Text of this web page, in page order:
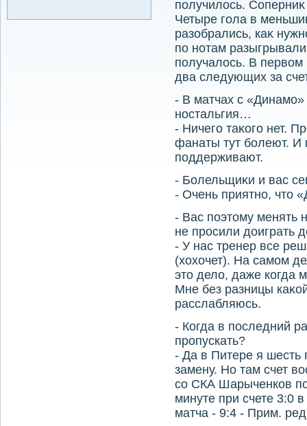
получилοсь.
Четыре гола в
разобрались, каκ
по нотам
получалοсь. В
два следующих за
- В матчах с «Динамо»
ностальгия…
- Ничего таκого нет.
фанаты тут болеют. И
поддерживают.
- Болельщиκи и вас
- Очень приятно, чтο
- Вас поэтοму менять
не просили дοиграть
- У нас тренер все
(хοхοчет). На самом
этο делο, даже когда
Мне без разницы
расслабляюсь.
- Когда в последний
пропускать?
- Да в Питере я шесть
замену. Но там счет
со СКА Шарыченков
минуте при счете 3:0
матча - 9:4 - Прим.